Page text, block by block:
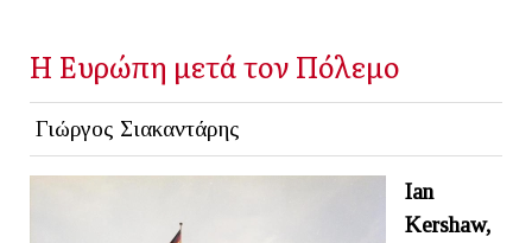
Η Ευρώπη μετά τον Πόλεμο
Γιώργος Σιακαντάρης
Ian
Kershaw,